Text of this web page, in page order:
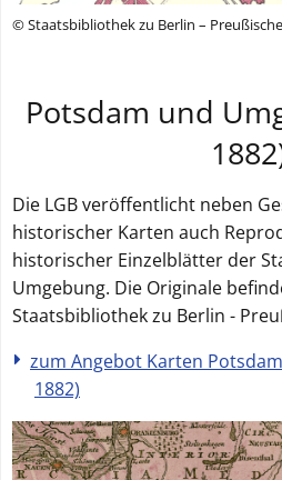
© Staatsbibliothek zu Berlin –
Potsdam und
Die LGB veröffentlicht neben
historischer Karten auch
historischer Einzelblätter der
Umgebung. Die Originale
Staatsbibliothek zu Berlin -
zum Angebot Karten
1882)